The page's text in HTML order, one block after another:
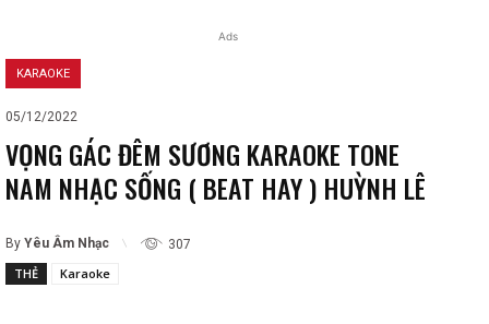
Ads
KARAOKE
05/12/2022
VỌNG GÁC ĐÊM SƯƠNG KARAOKE TONE
NAM NHẠC SỐNG ( BEAT HAY ) HUỲNH LÊ
By Yêu Âm Nhạc 307
THẺ Karaoke